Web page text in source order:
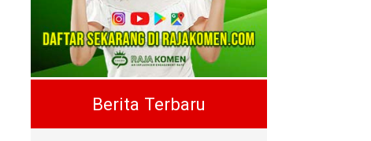
Berita Terbaru